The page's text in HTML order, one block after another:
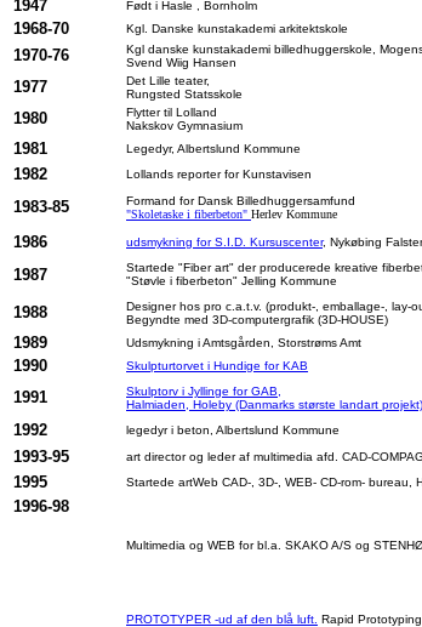
1947 Født i Hasle , Bornholm
1968-70 Kgl. Danske kunstakademi arkitektskole
1970-76
Kgl danske kunstakademi billedhuggerskole,
Svend Wiig Hansen
1977
Det Lille teater,
Rungsted Statsskole
1980
Flytter til Lolland
Nakskov Gymnasium
1981 Legedyr, Albertslund Kommune
1982 Lollands reporter for Kunstavisen
1983-85
Formand for Dansk Billedhuggersamfund
"Skoletaske i fiberbeton" Herlev Kommune
1986 udsmykning for S.I.D. Kursuscenter, Nykøbing Falster
1987
Startede "Fiber art" der producerede kreative
"Støvle i fiberbeton" Jelling Kommune
1988
Designer hos pro c.a.t.v. (produkt-, emballage-, lay-
Begyndte med 3D-computergrafik (3D-HOUSE)
1989 Udsmykning i Amtsgården, Storstrøms Amt
1990 Skulpturtorvet i Hundige for KAB
1991
Skulptorv i Jyllinge for GAB,
Halmiaden, Holeby (Danmarks største landart projekt)
1992 legedyr i beton, Albertslund Kommune
1993-95 art director og leder af multimedia afd. CAD-
1995 Startede artWeb CAD-, 3D-, WEB- CD-rom- bureau,
1996-98
Multimedia og WEB for bl.a. SKAKO A/S og
PROTOTYPER -ud af den blå luft. Rapid